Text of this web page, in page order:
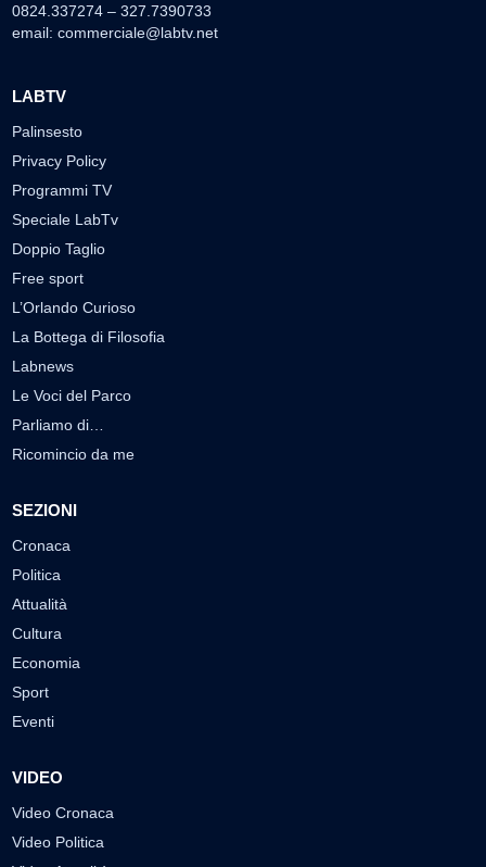
0824.337274 – 327.7390733
email: commerciale@labtv.net
LABTV
Palinsesto
Privacy Policy
Programmi TV
Speciale LabTv
Doppio Taglio
Free sport
L’Orlando Curioso
La Bottega di Filosofia
Labnews
Le Voci del Parco
Parliamo di…
Ricomincio da me
SEZIONI
Cronaca
Politica
Attualità
Cultura
Economia
Sport
Eventi
VIDEO
Video Cronaca
Video Politica